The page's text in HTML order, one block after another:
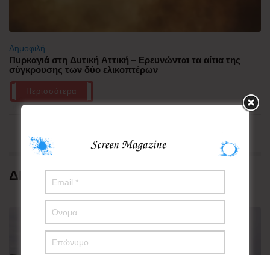
Δημοφιλή
Πυρκαγιά στη Δυτική Αττική – Ερευνώνται τα αίτια της
σύγκρουσης των δύο ελικοπτέρων
Περισσότερα
ΔΗΜΟΦΙΛΗ